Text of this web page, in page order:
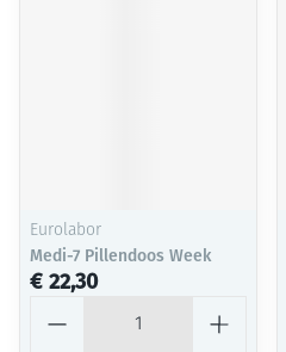
Eurolabor
Medi-7 Pillendoos Week
€ 22,30